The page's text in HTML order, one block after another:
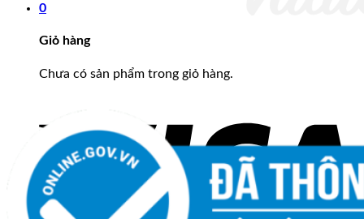
0
Giỏ hàng
Chưa có sản phẩm trong giỏ hàng.